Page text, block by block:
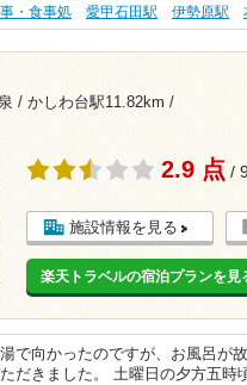
・食事処
愛甲石田駅 伊勢原駅
/ かしわ台駅11.82km /
2.9 点 /
施設情報を見る
楽天トラベルの宿泊プランを見
で向かったのですが、お風呂が
だきました。 土曜日の夕方五